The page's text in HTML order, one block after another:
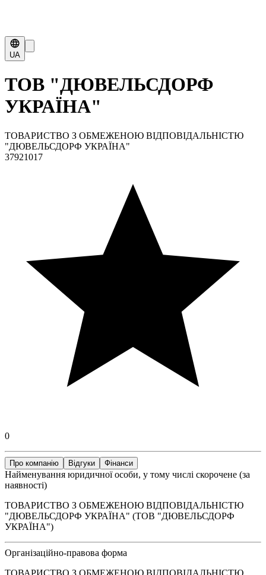
UA
ТОВ "ДЮВЕЛЬСДОРФ
УКРАЇНА"
ТОВАРИСТВО З ОБМЕЖЕНОЮ ВІДПОВІДАЛЬНІСТЮ
"ДЮВЕЛЬСДОРФ УКРАЇНА"
37921017
0
Про компанію Відгуки Фінанси
Найменування юридичної особи, у тому числі скорочене (за
наявності)
ТОВАРИСТВО З ОБМЕЖЕНОЮ ВІДПОВІДАЛЬНІСТЮ
"ДЮВЕЛЬСДОРФ УКРАЇНА" (ТОВ "ДЮВЕЛЬСДОРФ
УКРАЇНА")
Організаційно-правова форма
ТОВАРИСТВО З ОБМЕЖЕНОЮ ВІДПОВІДАЛЬНІСТЮ